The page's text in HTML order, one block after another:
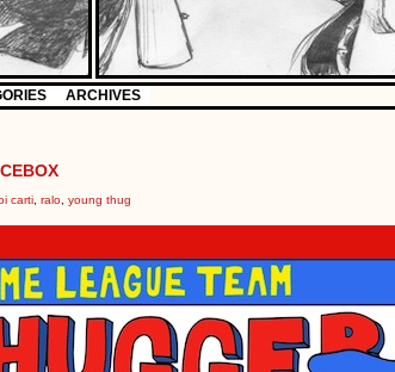
ARCHIVES
carti ralo young thug